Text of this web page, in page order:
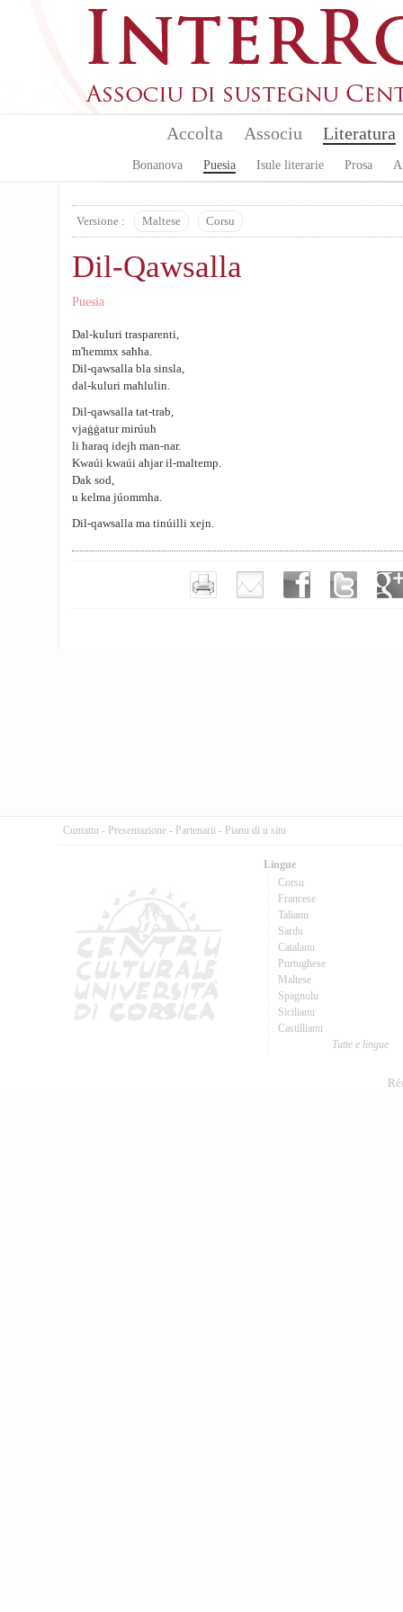
Accolta Associu Literatura
Bonanova Puesia Isule literarie Prosa
Versione : Maltese Corsu
Dil-Qawsalla
Puesia
Dal-kuluri trasparenti,
m'hemmx saħħa.
Dil-qawsalla bla sinsla,
dal-kuluri maħlulin.
Dil-qawsalla tat-trab,
vjaġġatur mirúuħ
li ħaraq idejh man-nar.
Kwaúi kwaúi aħjar il-maltemp.
Dak sod,
u kelma júommha.
Dil-qawsalla ma tinúilli xejn.
Cuntattu - Presentazione - Partenarii - Pianu di u situ
Lingue
Corsu
Francese
Talianu
Sardu
Catalanu
Purtughese
Maltese
Spagnolu
Sicilianu
Castillianu
Tutte e lingue